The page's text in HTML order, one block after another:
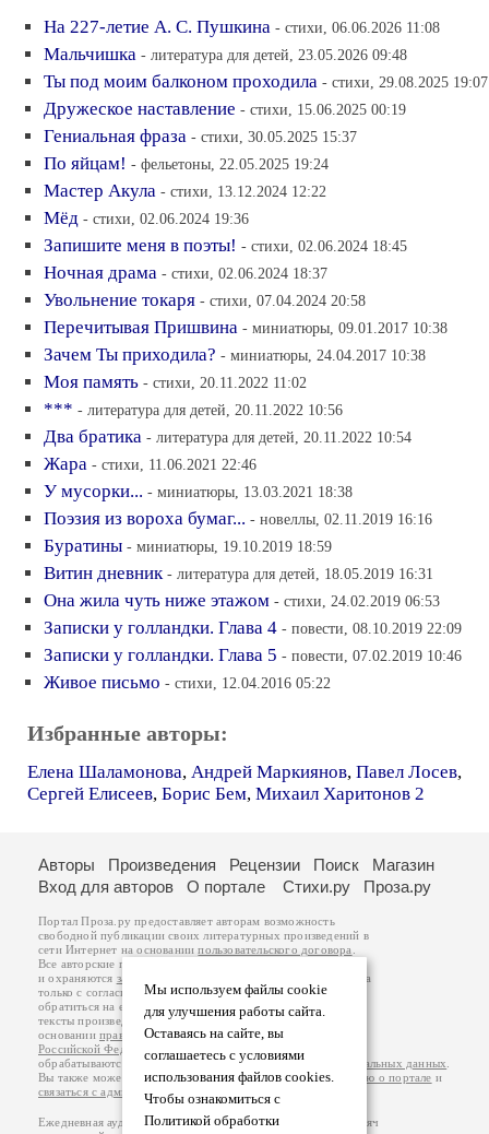
На 227-летие А. С. Пушкина - стихи, 06.06.2026 11:08
Мальчишка - литература для детей, 23.05.2026 09:48
Ты под моим балконом проходила - стихи, 29.08.2025 19:07
Дружеское наставление - стихи, 15.06.2025 00:19
Гениальная фраза - стихи, 30.05.2025 15:37
По яйцам! - фельетоны, 22.05.2025 19:24
Мастер Акула - стихи, 13.12.2024 12:22
Мёд - стихи, 02.06.2024 19:36
Запишите меня в поэты! - стихи, 02.06.2024 18:45
Ночная драма - стихи, 02.06.2024 18:37
Увольнение токаря - стихи, 07.04.2024 20:58
Перечитывая Пришвина - миниатюры, 09.01.2017 10:38
Зачем Ты приходила? - миниатюры, 24.04.2017 10:38
Моя память - стихи, 20.11.2022 11:02
*** - литература для детей, 20.11.2022 10:56
Два братика - литература для детей, 20.11.2022 10:54
Жара - стихи, 11.06.2021 22:46
У мусорки... - миниатюры, 13.03.2021 18:38
Поэзия из вороха бумаг... - новеллы, 02.11.2019 16:16
Буратины - миниатюры, 19.10.2019 18:59
Витин дневник - литература для детей, 18.05.2019 16:31
Она жила чуть ниже этажом - стихи, 24.02.2019 06:53
Записки у голландки. Глава 4 - повести, 08.10.2019 22:09
Записки у голландки. Глава 5 - повести, 07.02.2019 10:46
Живое письмо - стихи, 12.04.2016 05:22
Избранные авторы:
Елена Шаламонова, Андрей Маркиянов, Павел Лосев,
Сергей Елисеев, Борис Бем, Михаил Харитонов 2
Мы используем файлы cookie
для улучшения работы сайта.
Оставаясь на сайте, вы
соглашаетесь с условиями
использования файлов cookies.
Чтобы ознакомиться с
Политикой обработки
Авторы Произведения Рецензии Поиск
Магазин
Вход для авторов
О портале Стихи.ру Проза.ру
Портал Проза.ру предоставляет авторам возможность
свободной публикации своих литературных произведений в
сети Интернет на основаниипользовательского договора
Все авторские права на произведения принадлежат авторам
и охраняются законом
. Перепечатка произведений возможна
только с согласия его автора, к которому вы можете
обратиться на его авторской странице. Ответственность за
тексты произведений авторы несут самостоятельно на
основанииправил публикацииизаконодательства
Российской Федерации
обрабатываются на основанииПолитики обработки персональных данных
Вы также можете посмотреть более подробнуюинформацию о портале и
связаться с администрацией
Ежедневная аудитория портала Проза.ру – порядка 100 тысяч